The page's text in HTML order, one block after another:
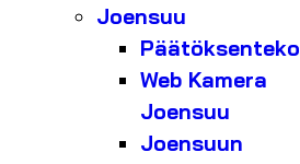
Joensuu
Päätöksenteko
Web Kamera
Joensuu
Joensuun